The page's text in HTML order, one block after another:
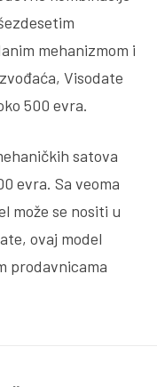
mehanizmom i
Visodate
500 evra.
satova
evra. Sa veoma
može se nositi u
ovaj model
prodavnicama